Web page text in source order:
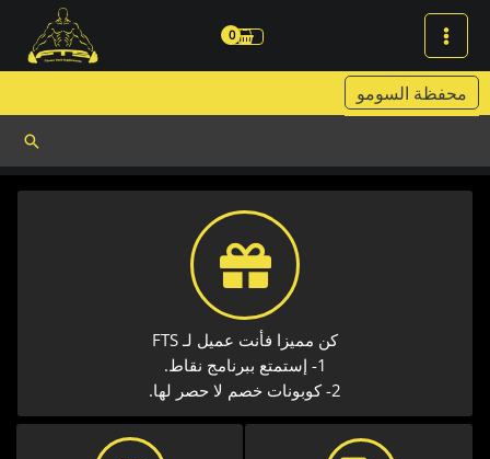
تخطي
المحتوى
محفظة السومو
البحث
كن مميزا فأنت عميل لـ FTS
1- إستمتع ببرنامج نقاط.
2- كوبونات خصم لا حصر لها.